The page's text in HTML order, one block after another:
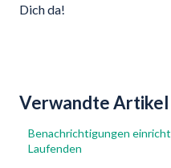
Dich da!
Verwandte Artikel
Benachrichtigungen
Laufenden